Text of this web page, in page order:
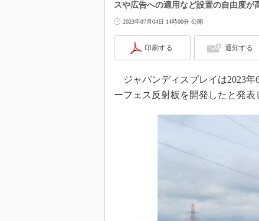
スや広告への適用など設置の自由度が
2023年07月04日 14時00分 公開
印刷する 通知する
ジャパンディスプレイは2023年
ーフェス反射板を開発したと発表